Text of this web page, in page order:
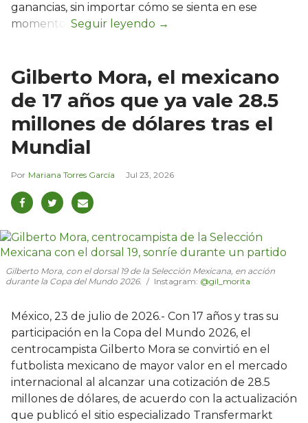
ganancias, sin importar cómo se sienta en ese
momento.
Gilberto Mora, el mexicano
de 17 años que ya vale 28.5
millones de dólares tras el
Mundial
Mariana Torres García Jul 23, 2026
Gilberto Mora, con el dorsal 19 de la Selección Mexicana, en acción
durante la Copa del Mundo 2026.
Instagram: @gil_morita
México, 23 de julio de 2026.- Con 17 años y tras su
participación en la Copa del Mundo 2026, el
centrocampista Gilberto Mora se convirtió en el
futbolista mexicano de mayor valor en el mercado
internacional al alcanzar una cotización de 28.5
millones de dólares, de acuerdo con la actualización
que publicó el sitio especializado Transfermarkt